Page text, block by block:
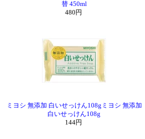
替 450ml
480円
ミヨシ 無添加 白いせっけん108gミヨシ 無添加
白いせっけん108g
144円